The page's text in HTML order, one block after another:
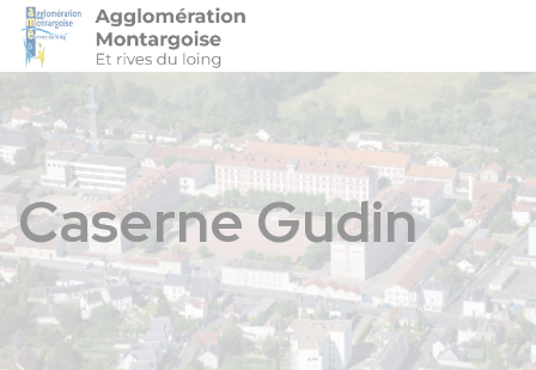
Caserne Gudin